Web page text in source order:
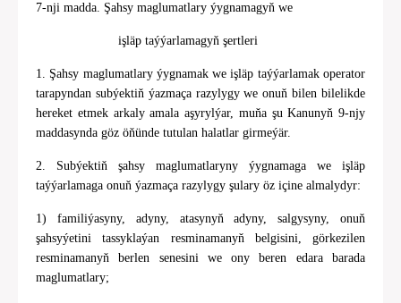
7-nji madda. Şahsy maglumatlary ýygnamagyň we
işläp taýýarlamagyň şertleri
1. Şahsy maglumatlary ýygnamak we işläp taýýarlamak operator
tarapyndan subýektiň ýazmaça razylygy we onuň bilen bilelikde
hereket etmek arkaly amala aşyrylýar, muňa şu Kanunyň 9-njy
maddasynda göz öňünde tutulan halatlar girmeýär.
2. Subýektiň şahsy maglumatlaryny ýygnamaga we işläp
taýýarlamaga onuň ýazmaça razylygy şulary öz içine almalydyr:
1) familiýasyny, adyny, atasynyň adyny, salgysyny, onuň
şahsyýetini tassyklaýan resminamanyň belgisini, görkezilen
resminamanyň berlen senesini we ony beren edara barada
maglumatlary;